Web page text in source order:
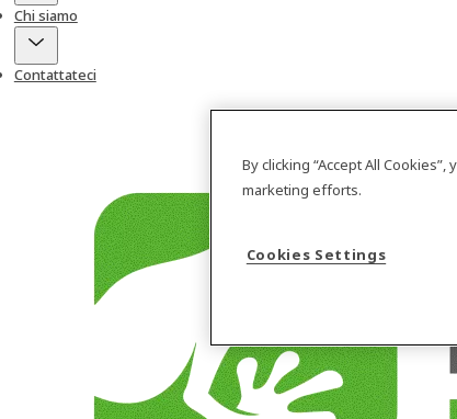
Chi siamo
Contattateci
By clicking “Accept All
marketing efforts.
Cookies Settings